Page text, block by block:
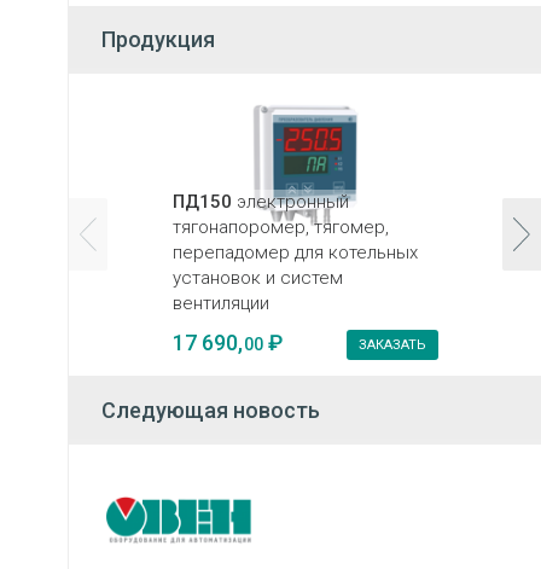
Продукция
ПД150 электронный
тягонапоромер, тягомер,
перепадомер для котельных
установок и систем
вентиляции
17 690,00₽ ЗАКАЗАТЬ
Следующая новость